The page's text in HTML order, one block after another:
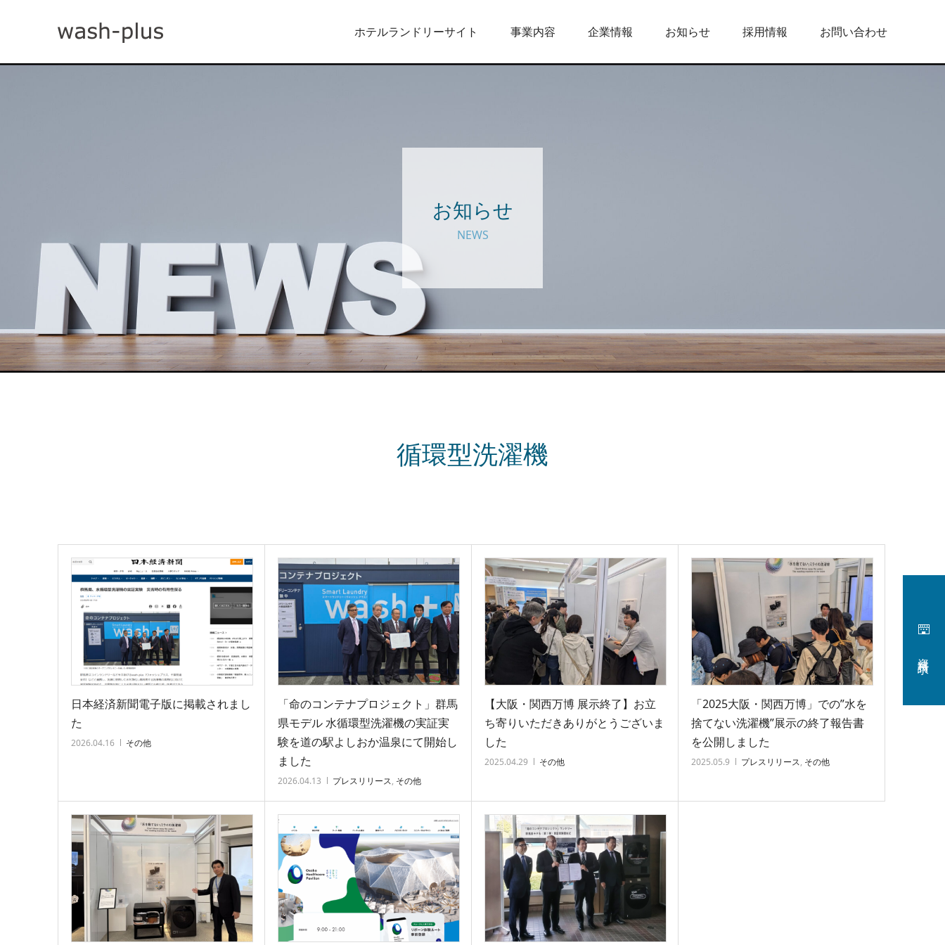
ホテルランドリーサイト 事業内容 企業情報 お知らせ 採用情報 お問い合わせ
お知らせ
NEWS
循環型洗濯機
日本経済新聞電子版に掲載されまし
た
2026.04.16 その他
「命のコンテナプロジェクト」群馬
県モデル 水循環型洗濯機の実証実
験を道の駅よしおか温泉にて開始し
ました
2026.04.13 プレスリリース, その他
【大阪・関西万博 展示終了】お立
ち寄りいただきありがとうございま
した
2025.04.29 その他
「2025大阪・関西万博」での”水を
捨てない洗濯機”展示の終了報告書
を公開しました
2025.05.9 プレスリリース, その他